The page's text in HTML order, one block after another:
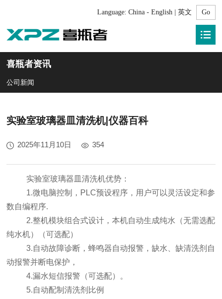
Language: China - English | 英文
喜瓶者资讯
公司新闻
实验室玻璃器皿清洗机|仪器百科
2025年11月10日 354
实验室玻璃器皿清洗机优势：
1.微电脑控制，PLC预设程序，用户可以灵活设定和参
数自编程序.
2.整机模块组合式设计，本机自动生成纯水（无需选配
纯水机）（可选配）
3.自动故障诊断，蜂鸣器自动报警，缺水、缺清洗剂自
动报警并断电保护，
4.漏水短信报警（可选配）。
5.自动配制清洗剂比例